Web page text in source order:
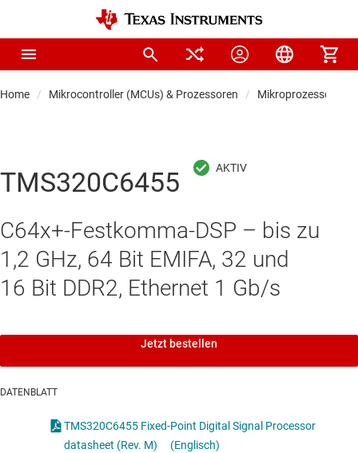
Home Mikrocontroller (MCUs) & Prozessoren Mikroprozessoren &
TMS320C6455
C64x+-Festkomma-DSP – bis zu
1,2 GHz, 64 Bit EMIFA, 32 und
16 Bit DDR2, Ethernet 1 Gb/s
Jetzt bestellen
DATENBLATT
TMS320C6455 Fixed-Point Digital Signal Processor
datasheet (Rev. M)
(Englisch)